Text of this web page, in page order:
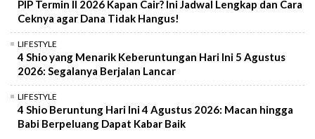
PIP Termin II 2026 Kapan Cair? Ini Jadwal Lengkap dan Cara
Ceknya agar Dana Tidak Hangus!
LIFESTYLE
4 Shio yang Menarik Keberuntungan Hari Ini 5 Agustus
2026: Segalanya Berjalan Lancar
LIFESTYLE
4 Shio Beruntung Hari Ini 4 Agustus 2026: Macan hingga
Babi Berpeluang Dapat Kabar Baik